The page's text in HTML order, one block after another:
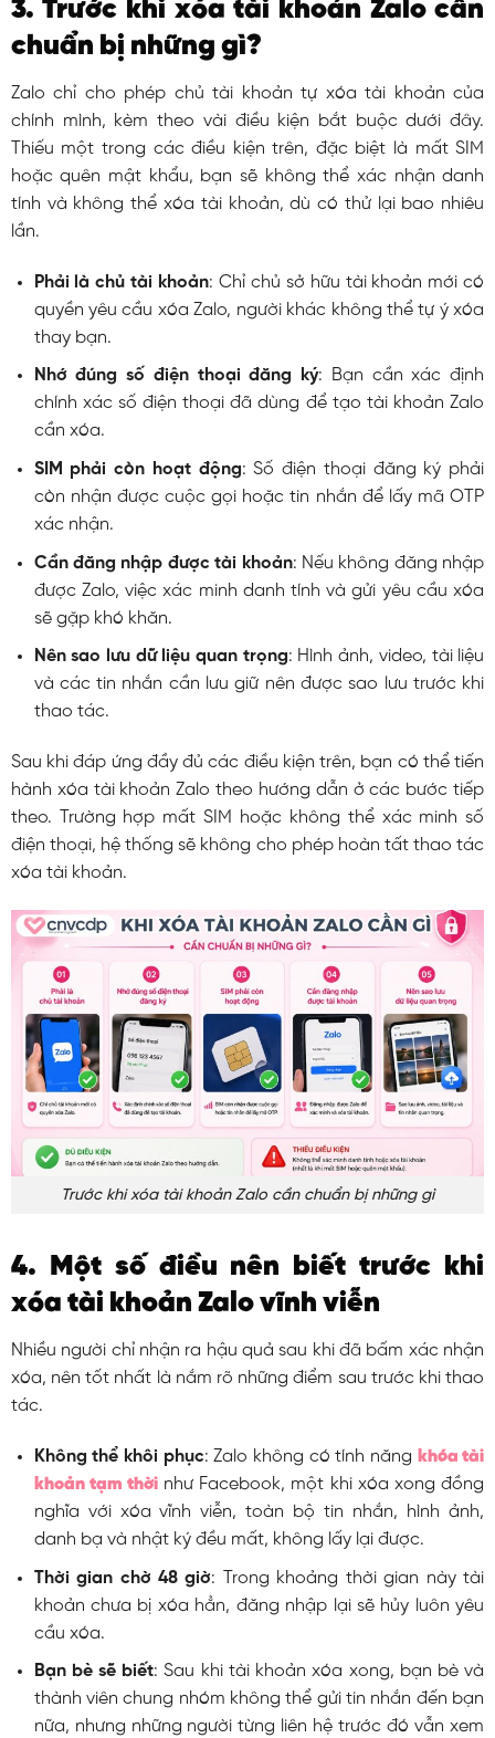
3. Trước khi xóa tài khoản Zalo cần
chuẩn bị những gì?
Zalo chỉ cho phép chủ tài khoản tự xóa tài khoản của
chính mình, kèm theo vài điều kiện bắt buộc dưới đây.
Thiếu một trong các điều kiện trên, đặc biệt là mất SIM
hoặc quên mật khẩu, bạn sẽ không thể xác nhận danh
tính và không thể xóa tài khoản, dù có thử lại bao nhiêu
lần.
Phải là chủ tài khoản: Chỉ chủ sở hữu tài khoản mới có
quyền yêu cầu xóa Zalo, người khác không thể tự ý xóa
thay bạn.
Nhớ đúng số điện thoại đăng ký: Bạn cần xác định
chính xác số điện thoại đã dùng để tạo tài khoản Zalo
cần xóa.
SIM phải còn hoạt động: Số điện thoại đăng ký phải
còn nhận được cuộc gọi hoặc tin nhắn để lấy mã OTP
xác nhận.
Cần đăng nhập được tài khoản: Nếu không đăng nhập
được Zalo, việc xác minh danh tính và gửi yêu cầu xóa
sẽ gặp khó khăn.
Nên sao lưu dữ liệu quan trọng: Hình ảnh, video, tài liệu
và các tin nhắn cần lưu giữ nên được sao lưu trước khi
thao tác.
Sau khi đáp ứng đầy đủ các điều kiện trên, bạn có thể tiến
hành xóa tài khoản Zalo theo hướng dẫn ở các bước tiếp
theo. Trường hợp mất SIM hoặc không thể xác minh số
điện thoại, hệ thống sẽ không cho phép hoàn tất thao tác
xóa tài khoản.
Trước khi xóa tài khoản Zalo cần chuẩn bị những gì
4. Một số điều nên biết trước khi
xóa tài khoản Zalo vĩnh viễn
Nhiều người chỉ nhận ra hậu quả sau khi đã bấm xác nhận
xóa, nên tốt nhất là nắm rõ những điểm sau trước khi thao
tác.
Không thể khôi phục: Zalo không có tính năng khóa tài
khoản tạm thờinhư Facebook, một khi xóa xong đồng
nghĩa với xóa vĩnh viễn, toàn bộ tin nhắn, hình ảnh,
danh bạ và nhật ký đều mất, không lấy lại được.
Thời gian chờ 48 giờ: Trong khoảng thời gian này tài
khoản chưa bị xóa hẳn, đăng nhập lại sẽ hủy luôn yêu
cầu xóa.
Bạn bè sẽ biết: Sau khi tài khoản xóa xong, bạn bè và
thành viên chung nhóm không thể gửi tin nhắn đến bạn
nữa, nhưng những người từng liên hệ trước đó vẫn xem